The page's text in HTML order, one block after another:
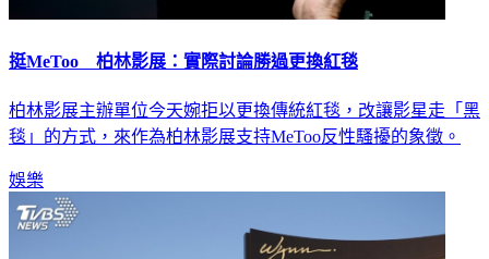
挺MeToo 柏林影展：實際討論勝過更換紅毯
柏林影展主辦單位今天婉拒以更換傳統紅毯，改讓影星走「黑
毯」的方式，來作為柏林影展支持MeToo反性騷擾的象徵。
娛樂